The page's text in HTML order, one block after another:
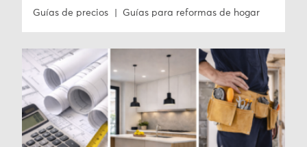
Guías de precios Guías para reformas de hogar